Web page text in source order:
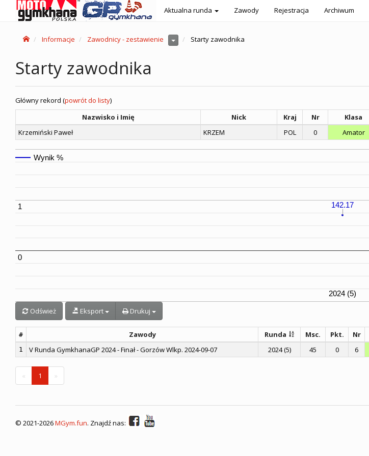
Aktualna runda Zawody Rejestracja Archiwum
Informacje Zawodnicy - zestawienie Starty zawodnika
Starty zawodnika
Główny rekord (powrót do listy)
Nazwisko i Imię
Nick Kraj Nr Klasa
Krzemiński Paweł
KRZEM POL 0 Amator
2024 (5)
0
1 142.17
Wynik %
Odśwież Eksport Drukuj
# Zawody Runda Msc. Pkt. Nr
1 V Runda GymkhanaGP 2024 - Finał - Gorzów Wlkp. 2024-09-07 2024 (5) 45 0 6
« 1 »
© 2021-2026MGym.fun. Znajdź nas: